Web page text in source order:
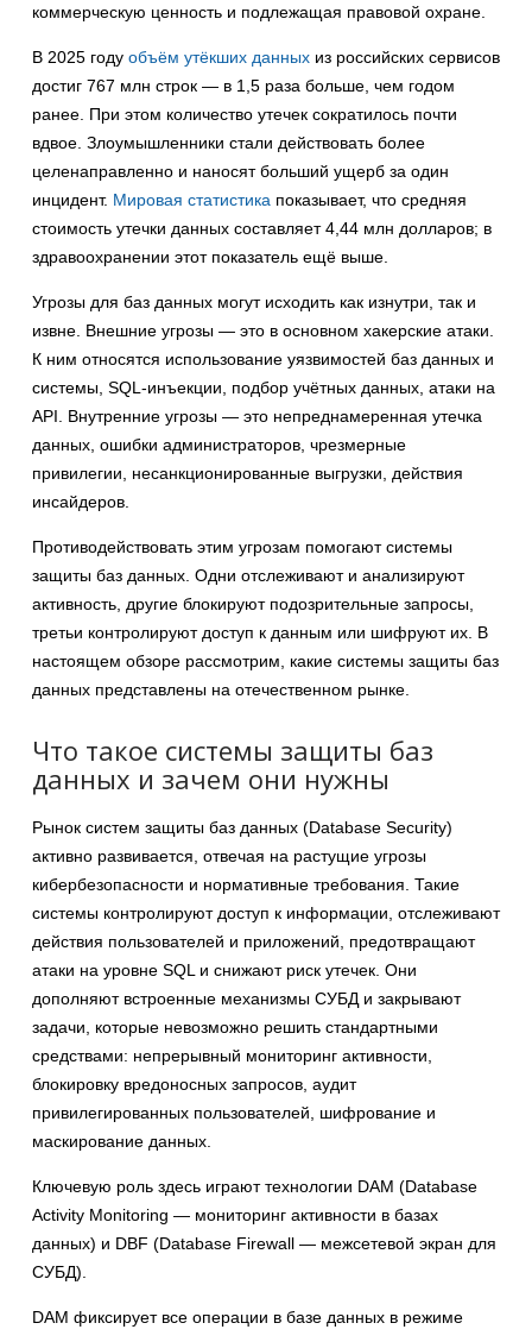
коммерческую ценность и подлежащая правовой охране.
В 2025 году объём утёкших данных из российских сервисов
достиг 767 млн строк — в 1,5 раза больше, чем годом
ранее. При этом количество утечек сократилось почти
вдвое. Злоумышленники стали действовать более
целенаправленно и наносят больший ущерб за один
инцидент. Мировая статистика показывает, что средняя
стоимость утечки данных составляет 4,44 млн долларов; в
здравоохранении этот показатель ещё выше.
Угрозы для баз данных могут исходить как изнутри, так и
извне. Внешние угрозы — это в основном хакерские атаки.
К ним относятся использование уязвимостей баз данных и
системы, SQL-инъекции, подбор учётных данных, атаки на
API. Внутренние угрозы — это непреднамеренная утечка
данных, ошибки администраторов, чрезмерные
привилегии, несанкционированные выгрузки, действия
инсайдеров.
Противодействовать этим угрозам помогают системы
защиты баз данных. Одни отслеживают и анализируют
активность, другие блокируют подозрительные запросы,
третьи контролируют доступ к данным или шифруют их. В
настоящем обзоре рассмотрим, какие системы защиты баз
данных представлены на отечественном рынке.
Что такое системы защиты баз
данных и зачем они нужны
Рынок систем защиты баз данных (Database Security)
активно развивается, отвечая на растущие угрозы
кибербезопасности и нормативные требования. Такие
системы контролируют доступ к информации, отслеживают
действия пользователей и приложений, предотвращают
атаки на уровне SQL и снижают риск утечек. Они
дополняют встроенные механизмы СУБД и закрывают
задачи, которые невозможно решить стандартными
средствами: непрерывный мониторинг активности,
блокировку вредоносных запросов, аудит
привилегированных пользователей, шифрование и
маскирование данных.
Ключевую роль здесь играют технологии DAM (Database
Activity Monitoring — мониторинг активности в базах
данных) и DBF (Database Firewall — межсетевой экран для
СУБД).
DAM фиксирует все операции в базе данных в режиме